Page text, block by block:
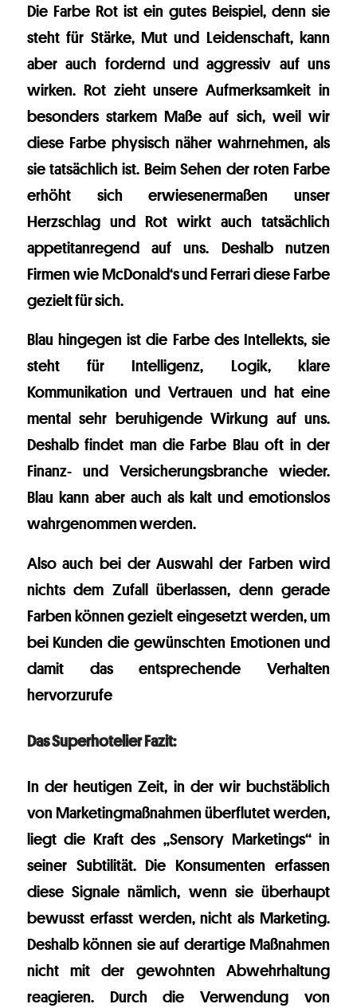
Die Farbe Rot ist ein gutes Beispiel, denn sie
steht für Stärke, Mut und Leidenschaft, kann
aber auch fordernd und aggressiv auf uns
wirken. Rot zieht unsere Aufmerksamkeit in
besonders starkem Maße auf sich, weil wir
diese Farbe physisch näher wahrnehmen, als
sie tatsächlich ist. Beim Sehen der roten Farbe
erhöht sich erwiesenermaßen unser
Herzschlag und Rot wirkt auch tatsächlich
appetitanregend auf uns. Deshalb nutzen
Firmen wie McDonald‘s und Ferrari diese Farbe
gezielt für sich.
Blau hingegen ist die Farbe des Intellekts, sie
steht für Intelligenz, Logik, klare
Kommunikation und Vertrauen und hat eine
mental sehr beruhigende Wirkung auf uns.
Deshalb findet man die Farbe Blau oft in der
Finanz- und Versicherungsbranche wieder.
Blau kann aber auch als kalt und emotionslos
wahrgenommen werden.
Also auch bei der Auswahl der Farben wird
nichts dem Zufall überlassen, denn gerade
Farben können gezielt eingesetzt werden, um
bei Kunden die gewünschten Emotionen und
damit das entsprechende Verhalten
hervorzurufe
Das Superhotelier Fazit:
In der heutigen Zeit, in der wir buchstäblich
von Marketingmaßnahmen überflutet werden,
liegt die Kraft des „Sensory Marketings“ in
seiner Subtilität. Die Konsumenten erfassen
diese Signale nämlich, wenn sie überhaupt
bewusst erfasst werden, nicht als Marketing.
Deshalb können sie auf derartige Maßnahmen
nicht mit der gewohnten Abwehrhaltung
reagieren. Durch die Verwendung von